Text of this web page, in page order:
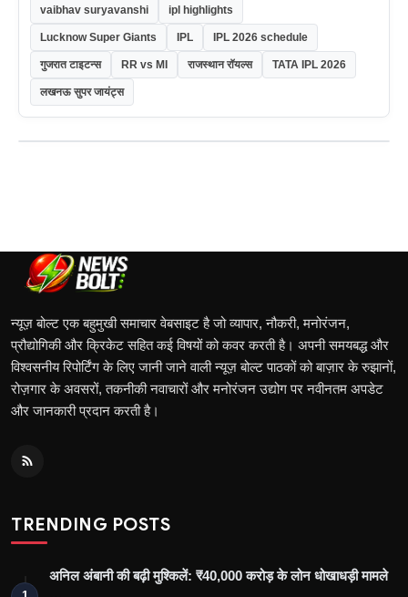
vaibhav suryavanshi ipl highlights
Lucknow Super Giants IPL IPL 2026 schedule
गुजरात टाइटन्स RR vs MI राजस्थान रॉयल्स TATA IPL 2026
लखनऊ सुपर जायंट्स
न्यूज़ बोल्ट एक बहुमुखी समाचार वेबसाइट है जो व्यापार, नौकरी, मनोरंजन,
प्रौद्योगिकी और क्रिकेट सहित कई विषयों को कवर करती है। अपनी समयबद्ध और
विश्वसनीय रिपोर्टिंग के लिए जानी जाने वाली न्यूज़ बोल्ट पाठकों को बाज़ार के रुझानों,
रोज़गार के अवसरों, तकनीकी नवाचारों और मनोरंजन उद्योग पर नवीनतम अपडेट
और जानकारी प्रदान करती है।
TRENDING POSTS
अनिल अंबानी की बढ़ी मुश्किलें: ₹40,000 करोड़ के लोन धोखाधड़ी मामले